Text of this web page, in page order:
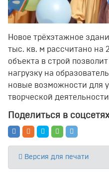
Новое трёхэтажное
тыс. кв. м рассчитано на
объекта в строй
нагрузку на
новые возможности для
творческой
Поделиться в
Версия для печати